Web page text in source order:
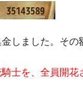
しました。その
士を、全員開花